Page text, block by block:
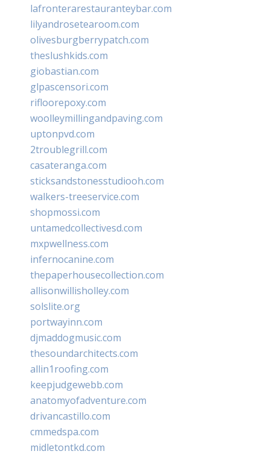
lafronterarestauranteybar.com
lilyandrosetearoom.com
olivesburgberrypatch.com
theslushkids.com
giobastian.com
glpascensori.com
rifloorepoxy.com
woolleymillingandpaving.com
uptonpvd.com
2troublegrill.com
casateranga.com
sticksandstonesstudiooh.com
walkers-treeservice.com
shopmossi.com
untamedcollectivesd.com
mxpwellness.com
infernocanine.com
thepaperhousecollection.com
allisonwillisholley.com
solslite.org
portwayinn.com
djmaddogmusic.com
thesoundarchitects.com
allin1roofing.com
keepjudgewebb.com
anatomyofadventure.com
drivancastillo.com
cmmedspa.com
midletontkd.com